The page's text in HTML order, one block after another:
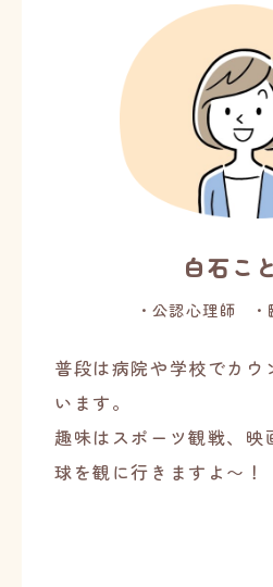
白石こ
公認心理師
普段は病院や学校でカウ
います。
趣味はスポーツ観戦、映
球を観に行きますよ〜！